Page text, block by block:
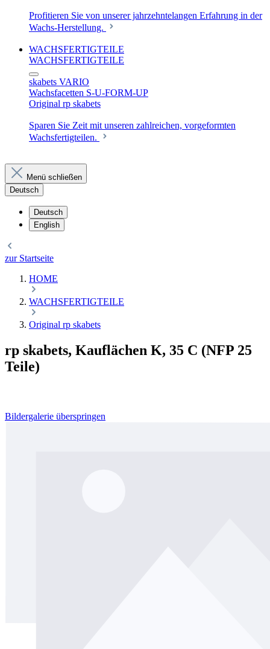
Profitieren Sie von unserer jahrzehntelangen Erfahrung in der
Wachs-Herstellung.
WACHSFERTIGTEILE
WACHSFERTIGTEILE
skabets VARIO
Wachsfacetten S-U-FORM-UP
Original rp skabets
Sparen Sie Zeit mit unseren zahlreichen, vorgeformten
Wachsfertigteilen.
Menü schließen
Deutsch
Deutsch
English
zur Startseite
HOME
WACHSFERTIGTEILE
Original rp skabets
rp skabets, Kauflächen K, 35 C (NFP 25
Teile)
Bildergalerie überspringen